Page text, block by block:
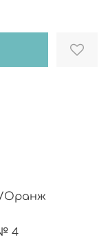
Жёлтый/Оранж
№ 4